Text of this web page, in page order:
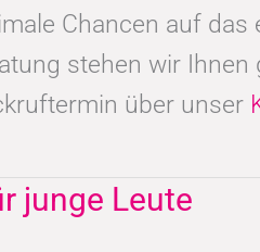
Chancen auf
stehen wir
über unser
junge Leute